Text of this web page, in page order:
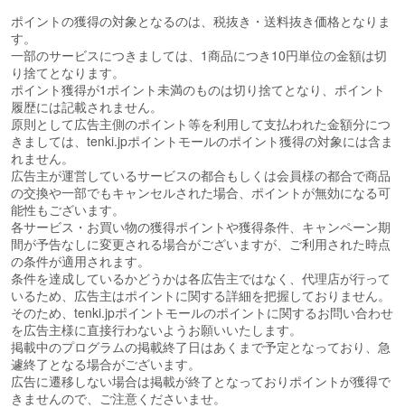
ポイントの獲得の対象となるのは、税抜き・送料抜き価格となりま
す。
一部のサービスにつきましては、1商品につき10円単位の金額は切
り捨てとなります。
ポイント獲得が1ポイント未満のものは切り捨てとなり、ポイント
履歴には記載されません。
原則として広告主側のポイント等を利用して支払われた金額分につ
きましては、tenki.jpポイントモールのポイント獲得の対象には含ま
れません。
広告主が運営しているサービスの都合もしくは会員様の都合で商品
の交換や一部でもキャンセルされた場合、ポイントが無効になる可
能性もございます。
各サービス・お買い物の獲得ポイントや獲得条件、キャンペーン期
間が予告なしに変更される場合がございますが、ご利用された時点
の条件が適用されます。
条件を達成しているかどうかは各広告主ではなく、代理店が行って
いるため、広告主はポイントに関する詳細を把握しておりません。
そのため、tenki.jpポイントモールのポイントに関するお問い合わせ
を広告主様に直接行わないようお願いいたします。
掲載中のプログラムの掲載終了日はあくまで予定となっており、急
遽終了となる場合がございます。
広告に遷移しない場合は掲載が終了となっておりポイントが獲得で
きませんので、ご注意くださいませ。